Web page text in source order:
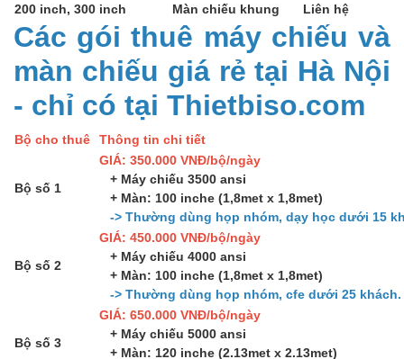
200 inch, 300 inch
Màn chiếu khung Liên hệ
Các gói thuê máy chiếu và
màn chiếu giá rẻ tại Hà Nội
- chỉ có tại Thietbiso.com
Bộ cho thuê Thông tin chi tiết
Bộ số 1
GIÁ: 350.000 VNĐ/bộ/ngày
+ Máy chiếu 3500 ansi
+ Màn: 100 inche (1,8met x 1,8met)
-> Thường dùng họp nhóm, dạy học dưới 15
Bộ số 2
GIÁ: 450.000 VNĐ/bộ/ngày
+ Máy chiếu 4000 ansi
+ Màn: 100 inche (1,8met x 1,8met)
-> Thường dùng họp nhóm, cfe dưới 25 khách.
Bộ số 3
GIÁ: 650.000 VNĐ/bộ/ngày
+ Máy chiếu 5000 ansi
+ Màn: 120 inche (2.13met x 2.13met)